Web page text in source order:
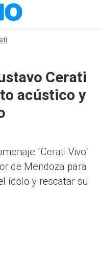
Cerati
acústico y
"Cerati Vivo"
de Mendoza para
ídolo y rescatar su